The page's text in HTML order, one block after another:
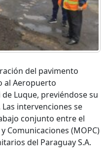
del pavimento
al Aeropuerto
Luque, previéndose su
intervenciones se
conjunto entre el
Comunicaciones (MOPC)
del Paraguay S.A.